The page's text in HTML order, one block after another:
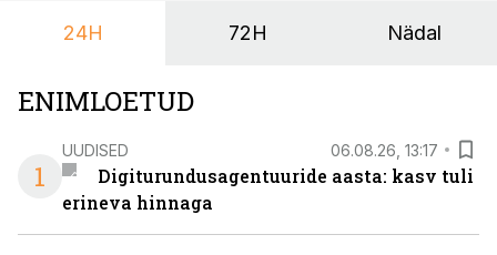
24H 72H Nädal
ENIMLOETUD
1
UUDISED 06.08.26, 13:17
Digiturundusagentuuride aasta: kasv tuli
erineva hinnaga